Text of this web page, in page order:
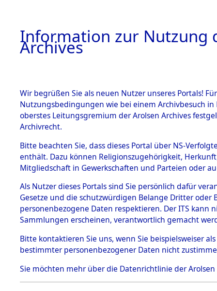
BESTÄNDE
1.
mente
5. Verschiedenes
5.3
Todesmärsche
5.3.1 Alliierte
Erhebungen
zu
Todesmärsch
en
5.3.2
Information zur Nutzung
Archives
Wir begrüßen Sie als neuen Nutzer unseres Portals!
Nutzungsbedingungen wie bei einem Archivbesuch
oberstes Leitungsgremium der Arolsen Archives
Archivrecht.
Bitte beachten Sie, dass dieses Portal über NS-
enthält. Dazu können Religionszugehörigkeit,
Mitgliedschaft in Gewerkschaften und Parteien oder
Als Nutzer dieses Portals sind Sie persönlich dafür
Gesetze und die schutzwürdigen Belange Dritter
personenbezogene Daten respektieren. Der ITS
Sammlungen erscheinen, verantwortlich gemacht
Bitte kontaktieren Sie uns, wenn Sie beispielsweiser
bestimmter personenbezogener Daten nicht
Sie möchten mehr über die Datenrichtlinie der Arolsen